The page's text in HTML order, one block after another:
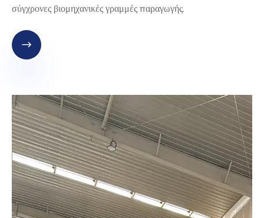
σύγχρονες βιομηχανικές γραμμές παραγωγής.
